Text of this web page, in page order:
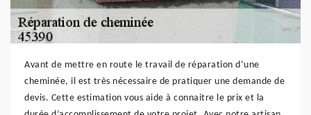
Avant de mettre en route le travail de réparation d’une
cheminée, il est très nécessaire de pratiquer une demande de
devis. Cette estimation vous aide à connaitre le prix et la